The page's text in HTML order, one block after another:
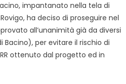
impantanato nella tela di
ha deciso di proseguire nel
all’unanimità già da diversi
Bacino), per evitare il rischio di
ottenuto dal progetto ed in